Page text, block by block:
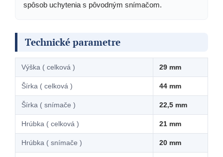
spôsob uchytenia s pôvodným snímačom.
Technické parametre
Výška ( celková ) 29 mm
Šírka ( celková ) 44 mm
Šírka ( snímače ) 22,5 mm
Hrúbka ( celková ) 21 mm
Hrúbka ( snímače ) 20 mm